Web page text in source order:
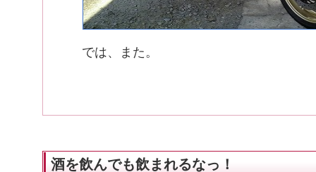
では、また。
酒を飲んでも飲まれるなっ！